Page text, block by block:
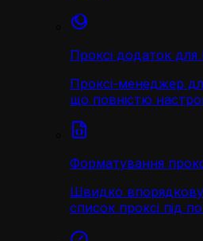
Проксі додаток для
Проксі-менеджер
що повністю
Форматування
Швидко
список проксі під